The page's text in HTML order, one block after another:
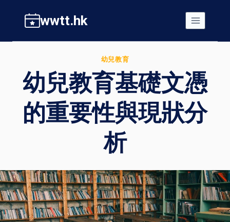
content
wwtt.hk
幼兒教育
幼兒教育基礎文憑
的重要性與現狀分
析